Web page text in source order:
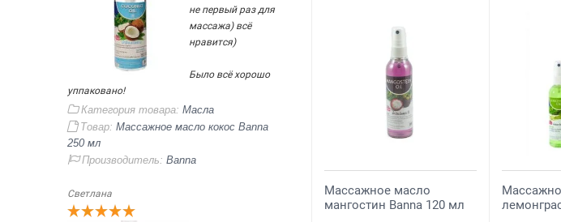
не первый раз для
массажа) всё
нравится)
Было всё хорошо
уппаковано!
Категория товара:Масла
Товар:Массажное масло кокос Banna
250 мл
Производитель:Banna
Светлана
Массажное масло
мангостин Banna 120 мл